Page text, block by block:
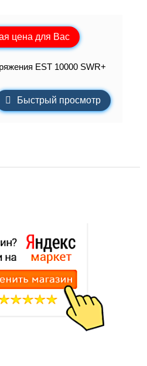
цена для Вас
EST 10000 SWR+
Быстрый просмотр